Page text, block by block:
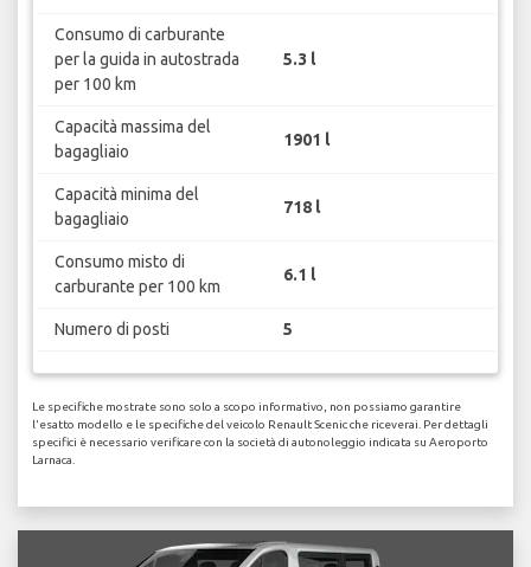
Consumo di carburante
per la guida in autostrada
per 100 km
5.3 l
Capacità massima del
bagagliaio
1901 l
Capacità minima del
bagagliaio
718 l
Consumo misto di
carburante per 100 km
6.1 l
Numero di posti 5
Le specifiche mostrate sono solo a scopo informativo, non possiamo garantire
l'esatto modello e le specifiche del veicolo Renault Scenic che riceverai. Per dettagli
specifici è necessario verificare con la società di autonoleggio indicata su Aeroporto
Larnaca.